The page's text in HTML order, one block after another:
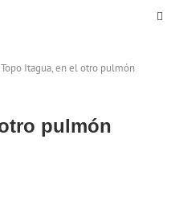
Topo Itagua, en el otro pulmón
pulmón